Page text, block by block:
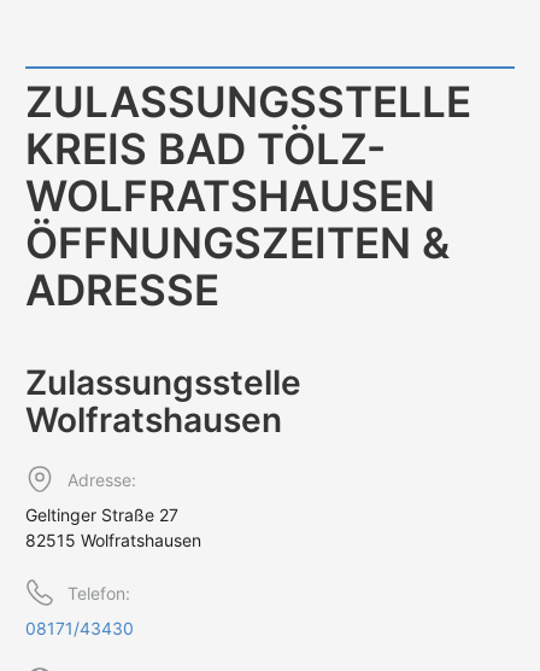
ZULASSUNGS­STELLE
KREIS BAD TÖLZ-
WOLFRATSHAUSEN
ÖFFNUNGS­ZEITEN &
ADRESSE
Zulassungs­stelle
Wolfratshausen
Adresse:
Geltinger Straße 27
82515 Wolfratshausen
Telefon:
08171/43430